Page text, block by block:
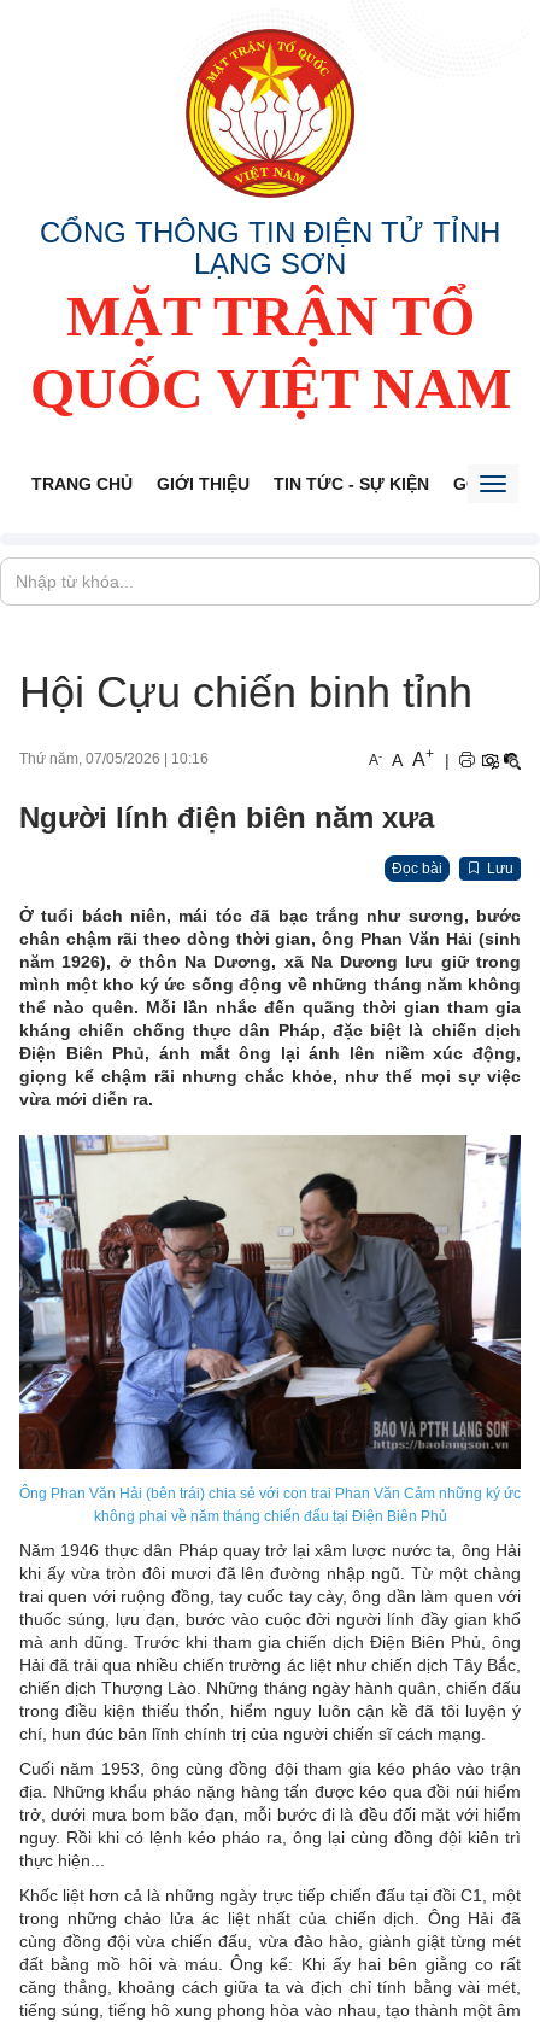
CỔNG THÔNG TIN ĐIỆN TỬ TỈNH
LẠNG SƠN
MẶT TRẬN TỔ
QUỐC VIỆT NAM
TRANG CHỦ GIỚI THIỆU TIN TỨC - SỰ KIỆN GÓP Ý
Hội Cựu chiến binh tỉnh
Thứ năm, 07/05/2026 10:16 A- A A+ |
Người lính điện biên năm xưa
Đọc bài Lưu
Ở tuổi bách niên, mái tóc đã bạc trắng như sương, bước
chân chậm rãi theo dòng thời gian, ông Phan Văn Hải (sinh
năm 1926), ở thôn Na Dương, xã Na Dương lưu giữ trong
mình một kho ký ức sống động về những tháng năm không
thể nào quên. Mỗi lần nhắc đến quãng thời gian tham gia
kháng chiến chống thực dân Pháp, đặc biệt là chiến dịch
Điện Biên Phủ, ánh mắt ông lại ánh lên niềm xúc động,
giọng kể chậm rãi nhưng chắc khỏe, như thể mọi sự việc
vừa mới diễn ra.
Ông Phan Văn Hải (bên trái) chia sẻ với con trai Phan Văn Cảm những ký ức
không phai về năm tháng chiến đấu tại Điện Biên Phủ
Năm 1946 thực dân Pháp quay trở lại xâm lược nước ta, ông Hải
khi ấy vừa tròn đôi mươi đã lên đường nhập ngũ. Từ một chàng
trai quen với ruộng đồng, tay cuốc tay cày, ông dần làm quen với
thuốc súng, lựu đạn, bước vào cuộc đời người lính đầy gian khổ
mà anh dũng. Trước khi tham gia chiến dịch Điện Biên Phủ, ông
Hải đã trải qua nhiều chiến trường ác liệt như chiến dịch Tây Bắc,
chiến dịch Thượng Lào. Những tháng ngày hành quân, chiến đấu
trong điều kiện thiếu thốn, hiểm nguy luôn cận kề đã tôi luyện ý
chí, hun đúc bản lĩnh chính trị của người chiến sĩ cách mạng.
Cuối năm 1953, ông cùng đồng đội tham gia kéo pháo vào trận
địa. Những khẩu pháo nặng hàng tấn được kéo qua đồi núi hiểm
trở, dưới mưa bom bão đạn, mỗi bước đi là đều đối mặt với hiểm
nguy. Rồi khi có lệnh kéo pháo ra, ông lại cùng đồng đội kiên trì
thực hiện...
Khốc liệt hơn cả là những ngày trực tiếp chiến đấu tại đồi C1, một
trong những chảo lửa ác liệt nhất của chiến dịch. Ông Hải đã
cùng đồng đội vừa chiến đấu, vừa đào hào, giành giật từng mét
đất bằng mồ hôi và máu. Ông kể: Khi ấy hai bên giằng co rất
căng thẳng, khoảng cách giữa ta và địch chỉ tính bằng vài mét,
tiếng súng, tiếng hô xung phong hòa vào nhau, tạo thành một âm